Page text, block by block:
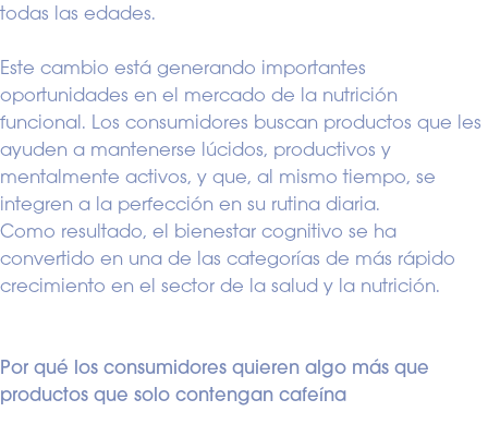
todas las edades.
Este cambio está generando importantes
oportunidades en el mercado de la nutrición
funcional. Los consumidores buscan productos que les
ayuden a mantenerse lúcidos, productivos y
mentalmente activos, y que, al mismo tiempo, se
integren a la perfección en su rutina diaria.
Como resultado, el bienestar cognitivo se ha
convertido en una de las categorías de más rápido
crecimiento en el sector de la salud y la nutrición.
Por qué los consumidores quieren algo más que
productos que solo contengan cafeína